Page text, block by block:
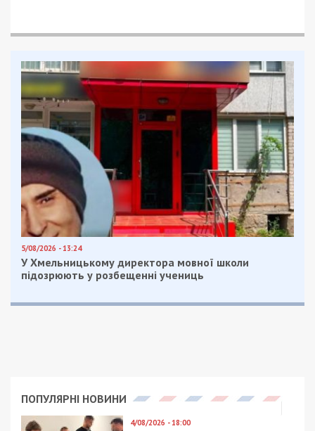
5/08/2026 - 13:24
У Хмельницькому директора мовної школи
підозрюють у розбещенні учениць
ПОПУЛЯРНІ НОВИНИ
4/08/2026 - 18:00